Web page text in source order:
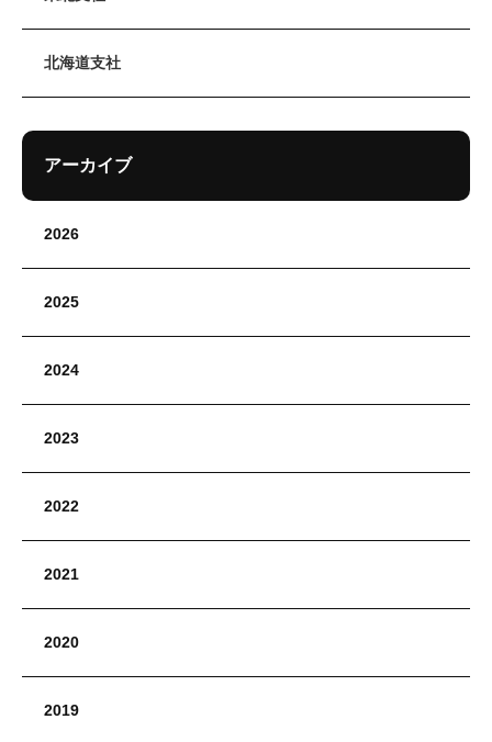
北海道支社
アーカイブ
2026
2025
2024
2023
2022
2021
2020
2019